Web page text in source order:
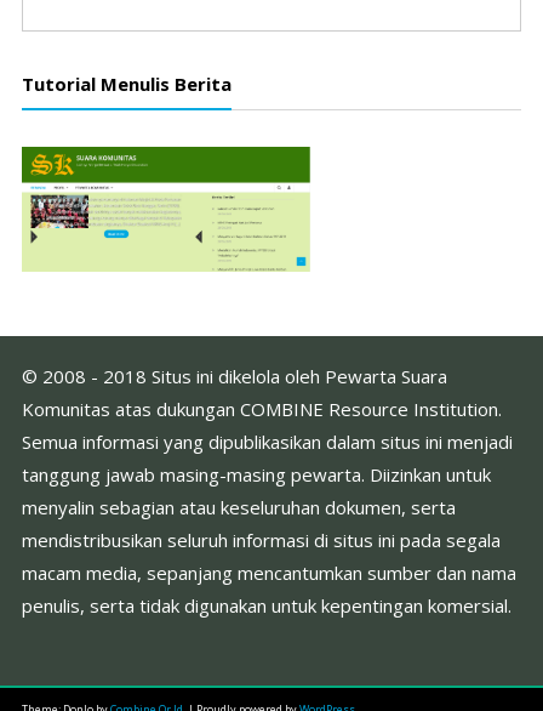
Tutorial Menulis Berita
© 2008 - 2018 Situs ini dikelola oleh Pewarta Suara
Komunitas atas dukungan COMBINE Resource Institution.
Semua informasi yang dipublikasikan dalam situs ini menjadi
tanggung jawab masing-masing pewarta. Diizinkan untuk
menyalin sebagian atau keseluruhan dokumen, serta
mendistribusikan seluruh informasi di situs ini pada segala
macam media, sepanjang mencantumkan sumber dan nama
penulis, serta tidak digunakan untuk kepentingan komersial.